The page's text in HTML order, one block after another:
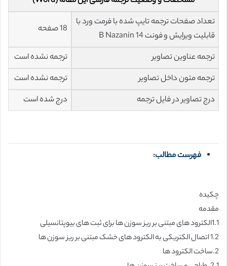
تعداد صفحات ترجمه تایپ شده با فرمت ورد با
قابلیت ویرایش و فونت 14 B Nazanin
18 صفحه
ترجمه عناوین تصاویر
ترجمه نشده است
ترجمه متون داخل تصاویر
ترجمه نشده است
درج تصاویر در فایل ترجمه
درج شده است
فهرست مطالب:
چکیده
مقدمه
1.1الکترود های مبتنی بر ریز سوزن ها برای ثبت های بیوپتانسیلی
1.2 اتصال الکتریکی به الکترود های خشک مبتنی بر ریز سوزن ها
2.ساخت الکترود ها